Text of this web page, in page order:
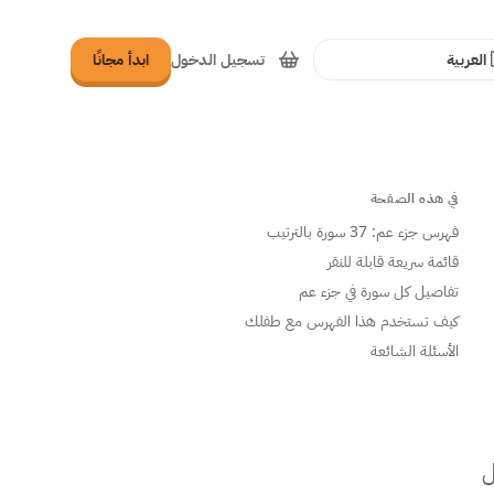
تسجيل الدخول ابدأ مجانًا
في هذه الصفحة
فهرس جزء عم: 37 سورة بالترتيب
قائمة سريعة قابلة للنقر
تفاصيل كل سورة في جزء عم
كيف تستخدم هذا الفهرس مع طفلك
الأسئلة الشائعة